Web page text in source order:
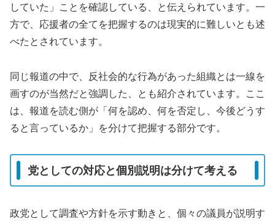
していた」ことを確認している、と伝えられています。一
方で、応援者の全てを把握するのは現実的に難しいとも述
べたとされています。
同じ報道の中で、反社会的な行為があった組織とは一線を
画すのが当然だと強調した、とも紹介されています。ここ
は、報道を読む側が「何を認め、何を否定し、今後どうす
ると言っているか」を分けて把握する部分です。
党としての対応と個別説明は分けて考える
政党として調査や方針を示す動きと、個々の議員が説明す